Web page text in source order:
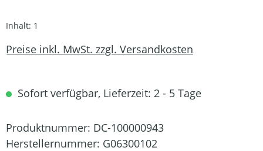
Inhalt: 1
Preise inkl. MwSt. zzgl. Versandkosten
Sofort verfügbar, Lieferzeit: 2 - 5 Tage
Produktnummer: DC-100000943
Herstellernummer: G06300102